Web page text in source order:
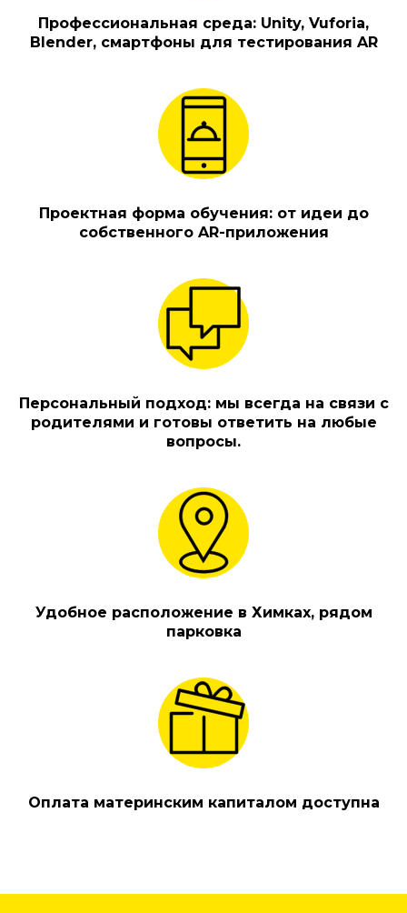
Профессиональная среда: Unity, Vuforia,
Blender, смартфоны для тестирования AR
Проектная форма обучения: от идеи до
собственного AR-приложения
Персональный подход: мы всегда на связи с
родителями и готовы ответить на любые
вопросы.
Удобное расположение в Химках, рядом
парковка
Оплата материнским капиталом доступна